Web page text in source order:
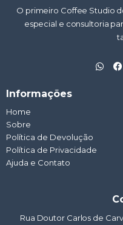
O primeiro Coffee Studio
especial e consultoria
W
h
F
a
Informações
Home
Sobre
Política de Devolução
Política de Privacidade
Ajuda e Contato
Rua Doutor Carlos de